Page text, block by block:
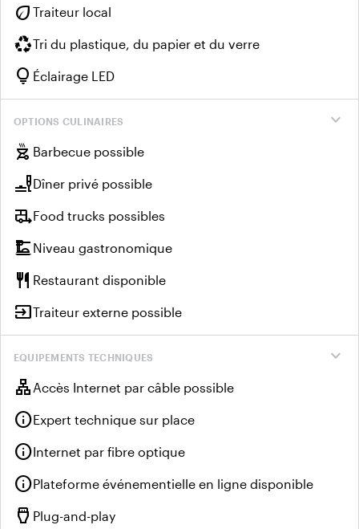
eco Traiteur local
recyclingTri du plastique, du papier et du verre
lightbulb Éclairage LED
expand_more
OPTIONS CULINAIRES
outdoor_grill Barbecue possible
brunch_diningDîner privé possible
rv_hookupFood trucks possibles
dinner_diningNiveau gastronomique
restaurant Restaurant disponible
inputTraiteur externe possible
expand_more
EQUIPEMENTS TECHNIQUES
lan Accès Internet par câble possible
infoExpert technique sur place
infoInternet par fibre optique
infoPlateforme événementielle en ligne disponible
settings_input_hdmi Plug-and-play